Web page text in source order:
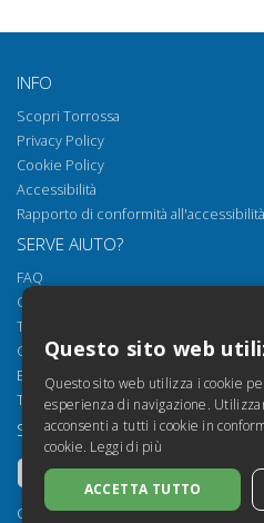
INFO
Scopri Torrossa
Privacy Policy
Cookie Policy
Accessibilità
Rapporto di conformità all'accessibilità
SERVE AIUTO?
FAQ
Come aprire i nostri documenti
Torrossa Reader
Condizioni d'uso
Email:
helpdesk@torrossa.com
Tel: +39 055 5018800
SEGUICI SU
Copyright 2000-2026
Questo sito web
Questo sito web utilizza i cookie
esperienza di navigazione.
acconsenti a tutti i cookie in
cookie. Leggi di più
ACCETTA TUTTO